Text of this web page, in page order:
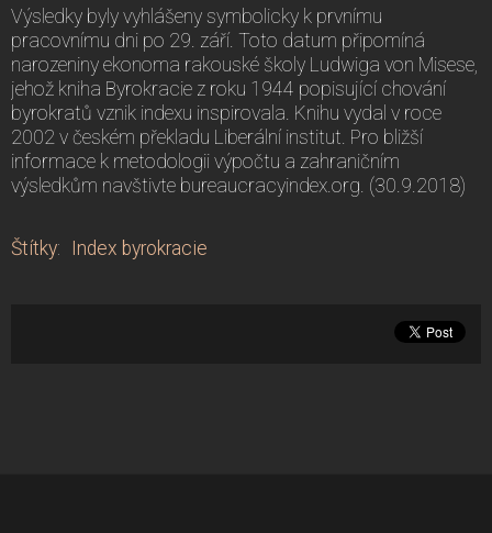
Výsledky byly vyhlášeny symbolicky k prvnímu
pracovnímu dni po 29. září. Toto datum připomíná
narozeniny ekonoma rakouské školy Ludwiga von Misese,
jehož kniha Byrokracie z roku 1944 popisující chování
byrokratů vznik indexu inspirovala. Knihu vydal v roce
2002 v českém překladu Liberální institut. Pro bližší
informace k metodologii výpočtu a zahraničním
výsledkům navštivte bureaucracyindex.org. (30.9.2018)
Štítky: Index byrokracie